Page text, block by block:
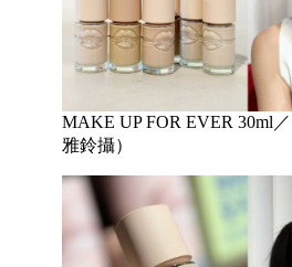
MAKE UP FOR EVER 30ml
雅鈴攝）